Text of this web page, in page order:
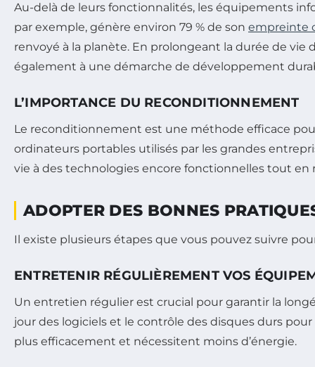
Au-delà de leurs fonctionnalités, les équipements
par exemple, génère environ 79 % de son empreinte
renvoyé à la planète. En prolongeant la durée de vie
également à une démarche de développement
L’IMPORTANCE DU RECONDITIONNEMENT
Le reconditionnement est une méthode efficace
ordinateurs portables utilisés par les grandes
vie à des technologies encore fonctionnelles tout
ADOPTER DES BONNES
Il existe plusieurs étapes que vous pouvez suivre
ENTRETENIR RÉGULIÈREMENT VOS
Un entretien régulier est crucial pour garantir la
jour des logiciels et le contrôle des disques durs
plus efficacement et nécessitent moins d’énergie.